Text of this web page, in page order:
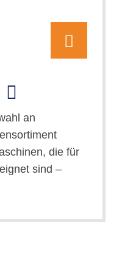
an
die für
sind –